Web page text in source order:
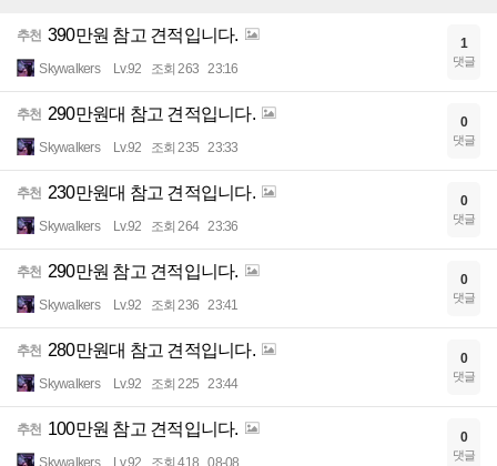
추천 390만원 참고 견적입니다.
Skywalkers Lv.92 조회 263 23:16
1
댓글
추천 290만원대 참고 견적입니다.
Skywalkers Lv.92 조회 235 23:33
0
댓글
추천 230만원대 참고 견적입니다.
Skywalkers Lv.92 조회 264 23:36
0
댓글
추천 290만원 참고 견적입니다.
Skywalkers Lv.92 조회 236 23:41
0
댓글
추천 280만원대 참고 견적입니다.
Skywalkers Lv.92 조회 225 23:44
0
댓글
추천 100만원 참고 견적입니다. 0
댓글